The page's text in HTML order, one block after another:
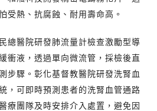
受熱、抗腐蝕、耐用壽命高。
總醫院研發肺流量計檢查激勵型導
衝液，透過單向微流管，採檢後直
步驟。彰化基督教醫院研發洗腎血
，可即時預測患者的洗腎血管通路
療團隊及時安排介入處置，避免因